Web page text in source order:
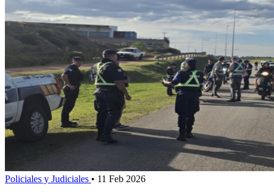
Policiales y Judiciales • 11 Feb 2026